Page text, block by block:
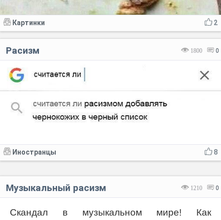
2
Картинки
1800 0
Расизм
8
Иностранцы
1210 0
Музыкальный расизм
Скандал в музыкальном мире! Как